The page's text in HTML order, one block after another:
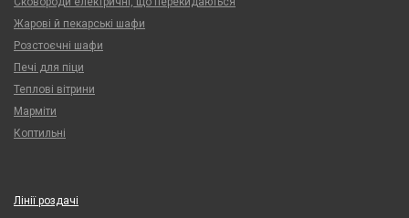
Жарові й пекарські шафи
Розстоєчні шафи
Печі для піци
Теплові вітрини
Марміти
Коптильні
Лінії роздачі